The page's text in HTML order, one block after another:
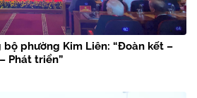
phường Kim Liên: “Đoàn kết –
Phát triển”